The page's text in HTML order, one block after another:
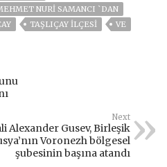
NURİ SAMANCI `DAN
TAŞLIÇAY ILÇESI
VE
Next
Alexander Gusev, Birleşik
Voronezh bölgesel
şubesinin başına atandı